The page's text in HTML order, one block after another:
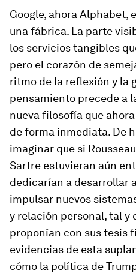
Google, ahora Alphabet,
una fábrica. La parte
los servicios tangibles
pero el corazón de
ritmo de la reflexión y la
pensamiento precede a
nueva filosofía que
de forma inmediata. De
imaginar que si
Sartre estuvieran aún
dedicarían a desarrollar
impulsar nuevos
y relación personal, tal y
proponían con sus tesis
evidencias de esta
cómo la política de